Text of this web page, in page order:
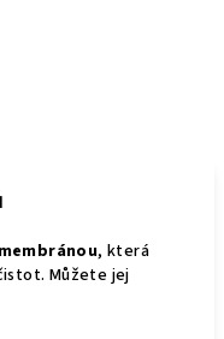
, která
Můžete jej